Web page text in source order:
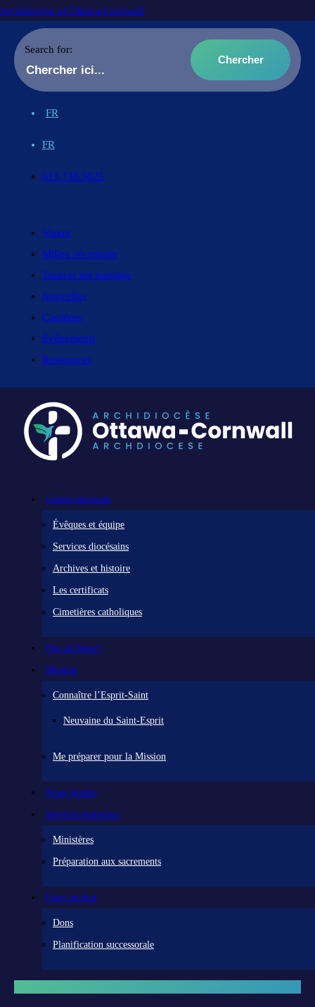
Archdiocese of Ottawa-Cornwall
Search for:
FR
FR
613.738.5025
Vision
Milieu sécuritaire
Trouver ma paroisse
Nouvelles
Carrières
Événements
Ressources
Centre diocésain
Évêques et équipe
Services diocésains
Archives et histoire
Les certificats
Cimetières catholiques
Qui est Jésus?
Mission
Connaître l’Esprit-Saint
Neuvaine du Saint-Esprit
Me préparer pour la Mission
Nous joindre
Services pastoraux
Ministères
Préparation aux sacrements
Faire un don
Dons
Planification successorale